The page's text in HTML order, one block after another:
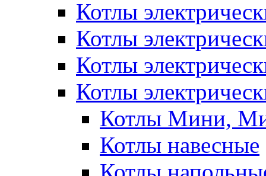
Котлы
Котлы
Котлы
Котлы
Котлы Мини,
Котлы навесные